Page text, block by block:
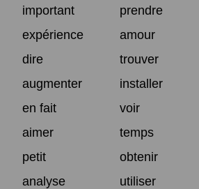
important
prendre
expérience
amour
dire
trouver
augmenter
installer
en fait
voir
aimer
temps
petit
obtenir
analyse
utiliser